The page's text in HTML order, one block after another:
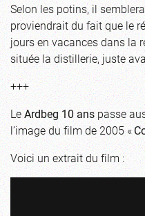
Selon les potins, il
proviendrait du fait que le
jours en vacances dans la
située la distillerie, juste
+++
LeArdbeg 10 anspasse
l’image du film de 2005 «
Voici un extrait du film :